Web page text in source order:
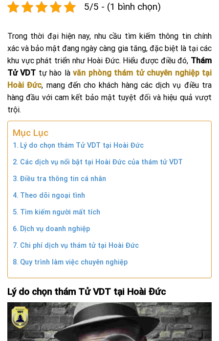
5/5 - (1 bình chọn)
Trong thời đại hiện nay, nhu cầu tìm kiếm thông tin chính
xác và bảo mật đang ngày càng gia tăng, đặc biệt là tại các
khu vực phát triển như Hoài Đức. Hiểu được điều đó, Thám
Tử VDT tự hào làvăn phòng thám tử chuyên nghiệp tại
Hoài Đức, mang đến cho khách hàng các dịch vụ điều tra
hàng đầu với cam kết bảo mật tuyệt đối và hiệu quả vượt
trội.
Mục Lục
Lý do chọn thám Tử VDT tại Hoài Đức
Các dịch vụ nổi bật tại Hoài Đức của thám tử VDT
Điều tra thông tin cá nhân
Theo dõi ngoại tình
Tìm kiếm người mất tích
Dịch vụ doanh nghiệp
Chi phí dịch vụ thám tử tại Hoài Đức
Quy trình làm việc chuyên nghiệp
Lý do chọn thám Tử VDT tại Hoài Đức